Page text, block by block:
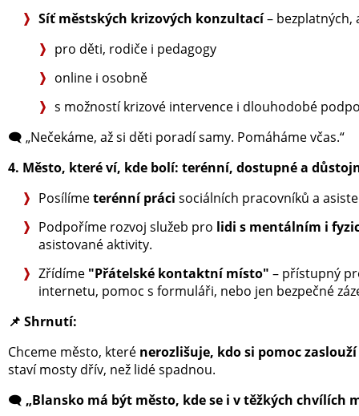
Síť městských krizových konzultací– bezplatných,
pro děti, rodiče i pedagogy
online i osobně
s možností krizové intervence i dlouhodobé
🗨️ „Nečekáme, až si děti poradí samy. Pomáháme včas.“
4. Město, které ví, kde bolí: terénní, dostupné a
Posílímeterénní práci sociálních pracovníků a
Podpoříme rozvoj služeb pro lidi s mentálním i
asistované aktivity.
Zřídíme "Přátelské kontaktní místo" – přístupný
internetu, pomoc s formuláři, nebo jen bezpečné
📌 Shrnutí:
Chceme město, které nerozlišuje, kdo si pomoc
staví mosty dřív, než lidé spadnou.
🗨️ „Blansko má být město, kde se i v těžkých chvílích